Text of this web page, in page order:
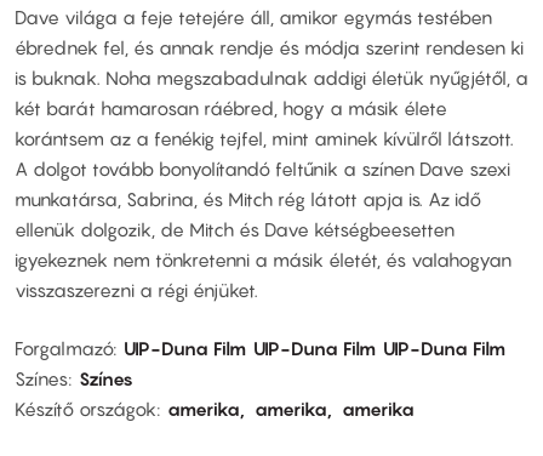
Dave világa a feje tetejére áll, amikor egymás testében
ébrednek fel, és annak rendje és módja szerint rendesen ki
is buknak. Noha megszabadulnak addigi életük nyűgjétől, a
két barát hamarosan ráébred, hogy a másik élete
korántsem az a fenékig tejfel, mint aminek kívülről látszott.
A dolgot tovább bonyolítandó feltűnik a színen Dave szexi
munkatársa, Sabrina, és Mitch rég látott apja is. Az idő
ellenük dolgozik, de Mitch és Dave kétségbeesetten
igyekeznek nem tönkretenni a másik életét, és valahogyan
visszaszerezni a régi énjüket.
Forgalmazó UIP-Duna Film UIP-Duna Film UIP-Duna Film
Színes Színes
Készítő országok
amerika amerika amerika